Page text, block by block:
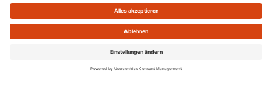
Was ist ein RSS Feed?
Die besten RSS Reader
101-200|200-300